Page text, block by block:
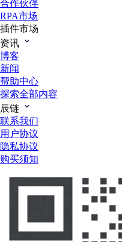
合作伙伴
RPA市场
插件市场
资讯
博客
新闻
帮助中心
探索全部内容
辰链
联系我们
用户协议
隐私协议
购买须知